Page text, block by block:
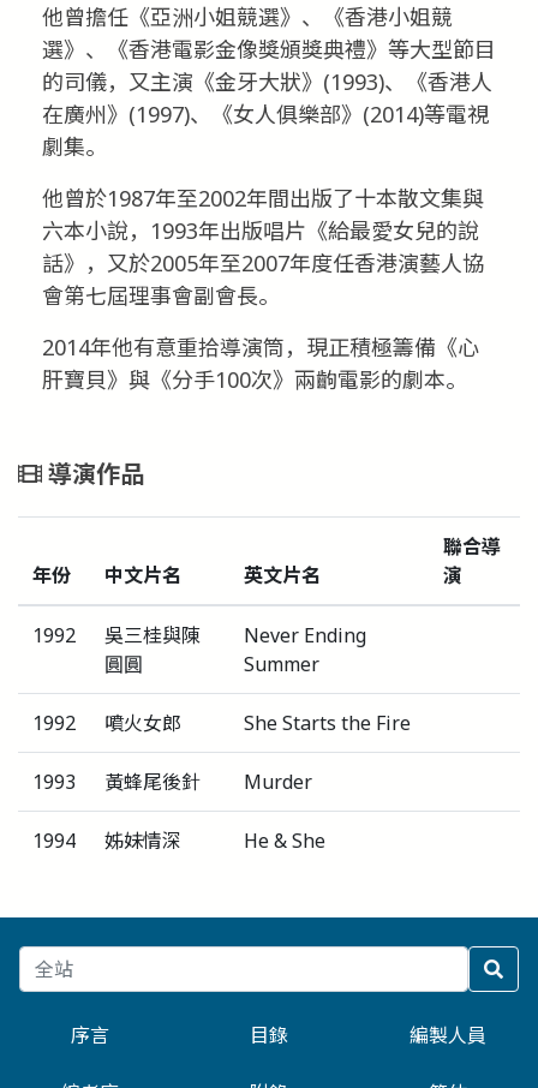
他曾擔任《亞洲小姐競選》、《香港小姐競
選》、《香港電影金像獎頒獎典禮》等大型節目
的司儀，又主演《金牙大狀》(1993)、《香港人
在廣州》(1997)、《女人俱樂部》(2014)等電視
劇集。
他曾於1987年至2002年間出版了十本散文集與
六本小說，1993年出版唱片《給最愛女兒的說
話》，又於2005年至2007年度任香港演藝人協
會第七屆理事會副會長。
2014年他有意重拾導演筒，現正積極籌備《心
肝寶貝》與《分手100次》兩齣電影的劇本。
導演作品
年份 中文片名 英文片名
聯合導
演
1992
吳三桂與陳
圓圓
Never Ending
Summer
1992 噴火女郎 She Starts the Fire
1993 黃蜂尾後針 Murder
1994 姊妹情深 He & She
序言 目錄 編製人員